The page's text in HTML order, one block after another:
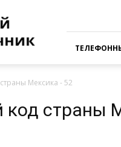
Мексика - 52
код страны